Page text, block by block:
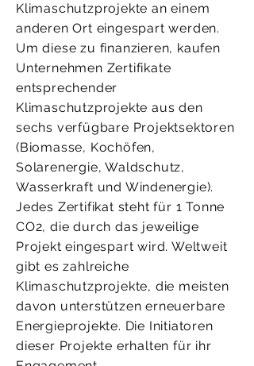
Klimaschutzprojekte an einem
anderen Ort eingespart werden.
Um diese zu finanzieren, kaufen
Unternehmen Zertifikate
entsprechender
Klimaschutzprojekte aus den
sechs verfügbare Projektsektoren
(Biomasse, Kochöfen,
Solarenergie, Waldschutz,
Wasserkraft und Windenergie).
Jedes Zertifikat steht für 1 Tonne
CO2, die durch das jeweilige
Projekt eingespart wird. Weltweit
gibt es zahlreiche
Klimaschutzprojekte, die meisten
davon unterstützen erneuerbare
Energieprojekte. Die Initiatoren
dieser Projekte erhalten für ihr